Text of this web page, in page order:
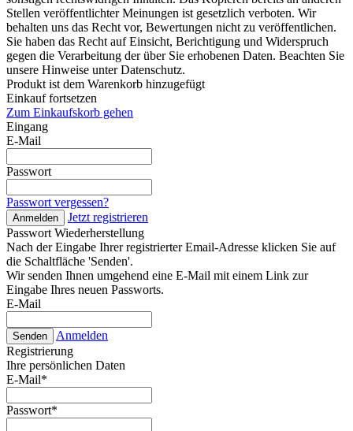
Stellen veröffentlichter Meinungen ist gesetzlich verboten. Wir
behalten uns das Recht vor, Bewertungen nicht zu veröffentlichen.
Sie haben das Recht auf Einsicht, Berichtigung und Widerspruch
gegen die Verarbeitung der über Sie erhobenen Daten. Beachten Sie
unsere Hinweise unter Datenschutz.
Produkt ist dem Warenkorb hinzugefügt
Einkauf fortsetzen
Zum Einkaufskorb gehen
Eingang
E-Mail
Passwort
Passwort vergessen?
Anmelden
Jetzt registrieren
Passwort Wiederherstellung
Nach der Eingabe Ihrer registrierter Email-Adresse klicken Sie auf
die Schaltfläche 'Senden'.
Wir senden Ihnen umgehend eine E-Mail mit einem Link zur
Eingabe Ihres neuen Passworts.
E-Mail
Senden
Anmelden
Registrierung
Ihre persönlichen Daten
E-Mail*
Passwort*